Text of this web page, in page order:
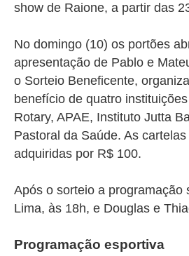
show de Raione, a partir das
No domingo (10) os portões
apresentação de Pablo e
o Sorteio Beneficente,
benefício de quatro
Rotary, APAE, Instituto Jutta
Pastoral da Saúde. As
adquiridas por R$ 100.
Após o sorteio a programação
Lima, às 18h, e Douglas e
Programação esportiva